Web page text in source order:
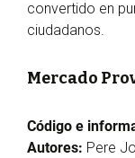
convertido en
ciudadanos.
Mercado
Código e
Autores: Pere